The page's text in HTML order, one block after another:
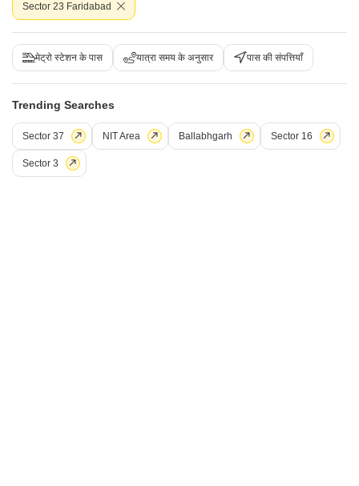
Additional Spaces
पूजा रूम
पॉसेशन स्थिति
रहने के लिए तैयार
रविंदर कुमार
Sector 23 Faridabad
मेट्रो स्टेशन के पास यात्रा समय के अनुसार पास की संपत्तियाँ
Trending Searches
Sector 37 NIT Area Ballabhgarh Sector 16
Sector 3